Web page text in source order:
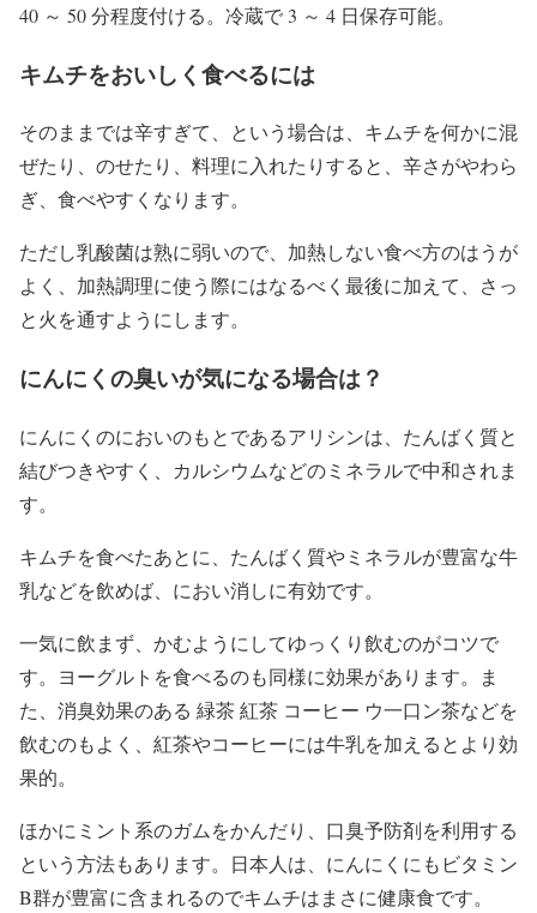
40 ～ 50 分程度付ける。冷蔵で 3 ～ 4 日保存可能。
キムチをおいしく食べるには
そのままでは辛すぎて、という場合は、キムチを何かに混
ぜたり、のせたり、料理に入れたりすると、辛さがやわら
ぎ、食べやすくなります。
ただし乳酸菌は熟に弱いので、加熱しない食べ方のはうが
よく、加熱調理に使う際にはなるべく最後に加えて、さっ
と火を通すようにします。
にんにくの臭いが気になる場合は？
にんにくのにおいのもとであるアリシンは、たんばく質と
結びつきやすく、カルシウムなどのミネラルで中和されま
す。
キムチを食べたあとに、たんばく質やミネラルが豊富な牛
乳などを飲めば、におい消しに有効です。
一気に飲まず、かむようにしてゆっくり飲むのがコツで
す。ヨーグルトを食べるのも同様に効果があります。ま
た、消臭効果のある 緑茶 紅茶 コーヒー ウ一口ン茶などを
飲むのもよく、紅茶やコーヒーには牛乳を加えるとより効
果的。
ほかにミント系のガムをかんだり、口臭予防剤を利用する
という方法もあります。日本人は、にんにくにもビタミン
B群が豊富に含まれるのでキムチはまさに健康食です。